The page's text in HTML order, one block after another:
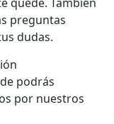
preguntas
dudas.
podrás
por nuestros